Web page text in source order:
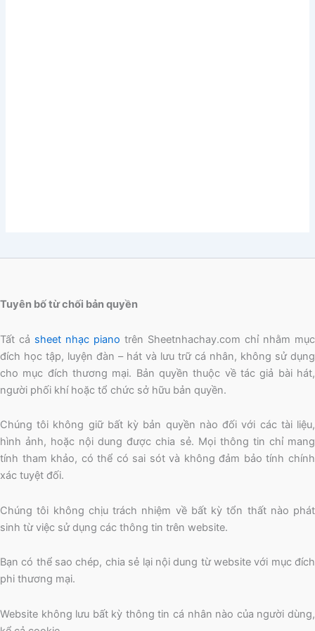
Tuyên bố từ chối bản quyền
Tất cả sheet nhạc piano trên Sheetnhachay.com chỉ nhằm mục
đích học tập, luyện đàn – hát và lưu trữ cá nhân, không sử dụng
cho mục đích thương mại. Bản quyền thuộc về tác giả bài hát,
người phối khí hoặc tổ chức sở hữu bản quyền.
Chúng tôi không giữ bất kỳ bản quyền nào đối với các tài liệu,
hình ảnh, hoặc nội dung được chia sẻ. Mọi thông tin chỉ mang
tính tham khảo, có thể có sai sót và không đảm bảo tính chính
xác tuyệt đối.
Chúng tôi không chịu trách nhiệm về bất kỳ tổn thất nào phát
sinh từ việc sử dụng các thông tin trên website.
Bạn có thể sao chép, chia sẻ lại nội dung từ website với mục đích
phi thương mại.
Website không lưu bất kỳ thông tin cá nhân nào của người dùng,